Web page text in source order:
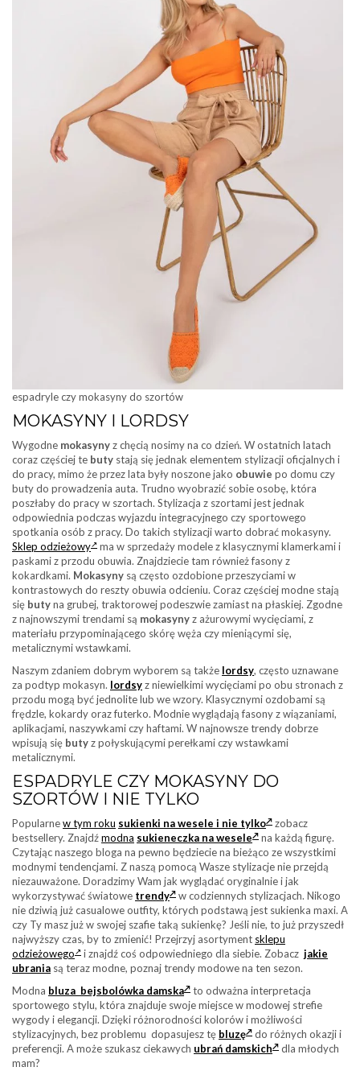
espadryle czy mokasyny do szortów
MOKASYNY I LORDSY
Wygodne mokasynyz chęcią nosimy na co dzień. W ostatnich latach
coraz częściej te buty stają się jednak elementem stylizacji oficjalnych i
do pracy, mimo że przez lata były noszone jako obuwie po domu czy
buty do prowadzenia auta. Trudno wyobrazić sobie osobę, która
poszłaby do pracy w szortach. Stylizacja z szortami jest jednak
odpowiednia podczas wyjazdu integracyjnego czy sportowego
spotkania osób z pracy. Do takich stylizacji warto dobrać mokasyny.
Sklep odzieżowy
ma w sprzedaży modele z klasycznymi klamerkami i
paskami z przodu obuwia. Znajdziecie tam również fasony z
kokardkami. Mokasyny są często ozdobione przeszyciami w
kontrastowych do reszty obuwia odcieniu. Coraz częściej modne stają
się butyna grubej, traktorowej podeszwie zamiast na płaskiej. Zgodne
z najnowszymi trendami są mokasynyz ażurowymi wycięciami, z
materiału przypominającego skórę węża czy mieniącymi się,
metalicznymi wstawkami.
Naszym zdaniem dobrym wyborem są także lordsy, często uznawane
za podtyp mokasyn. lordsyz niewielkimi wycięciami po obu stronach z
przodu mogą być jednolite lub we wzory. Klasycznymi ozdobami są
frędzle, kokardy oraz futerko. Modnie wyglądają fasony z wiązaniami,
aplikacjami, naszywkami czy haftami. W najnowsze trendy dobrze
wpisują się butyz połyskującymi perełkami czy wstawkami
metalicznymi.
ESPADRYLE CZY MOKASYNY DO
SZORTÓW I NIE TYLKO
Popularnew tym roku sukienki na wesele i nie tylko
zobacz
bestsellery. Znajdźmodna sukieneczka na wesele
na każdą figurę.
Czytając naszego bloga na pewno będziecie na bieżąco ze wszystkimi
modnymi tendencjami. Z naszą pomocą Wasze stylizacje nie przejdą
niezauważone. Doradzimy Wam jak wyglądać oryginalnie i jak
wykorzystywać światowe trendy
w codziennych stylizacjach. Nikogo
nie dziwią już casualowe outfity, których podstawą jest sukienka maxi. A
czy Ty masz już w swojej szafie taką sukienkę? Jeśli nie, to już przyszedł
najwyższy czas, by to zmienić! Przejrzyj asortyment sklepu
odzieżowego
i znajdź coś odpowiedniego dla siebie. Zobacz jakie
ubrania są teraz modne, poznaj trendy modowe na ten sezon.
Modna bluza bejsbolówka damska
to odważna interpretacja
sportowego stylu, która znajduje swoje miejsce w modowej strefie
wygody i elegancji. Dzięki różnorodności kolorów i możliwości
stylizacyjnych, bez problemu dopasujesz tę bluzę
do różnych okazji i
preferencji. A może szukasz ciekawych ubrań damskich
dla młodych
mam?